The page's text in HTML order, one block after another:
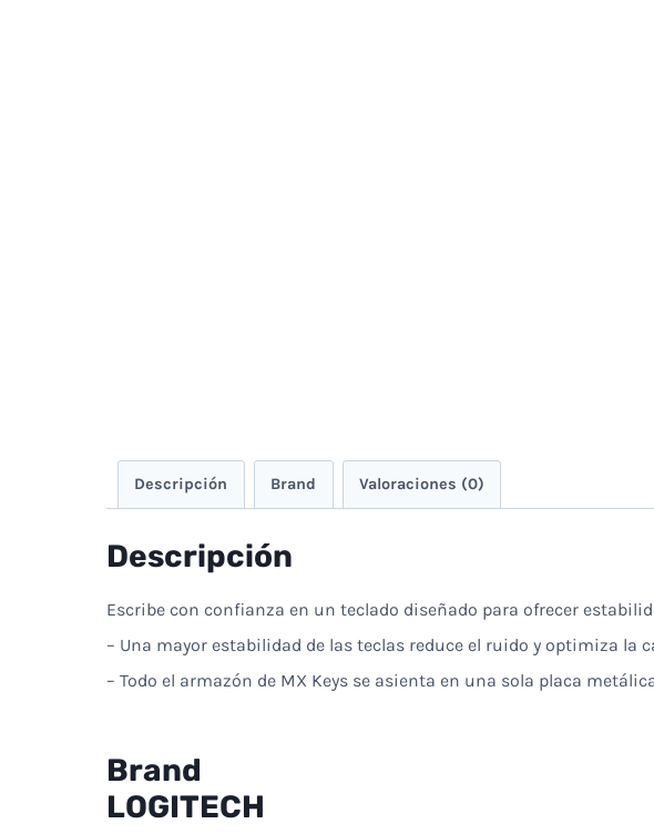
Descripción Brand Valoraciones (0)
Descripción
Escribe con confianza en un teclado diseñado para ofrecer
– Una mayor estabilidad de las teclas reduce el ruido y optimiza la
– Todo el armazón de MX Keys se asienta en una sola placa
Brand
LOGITECH